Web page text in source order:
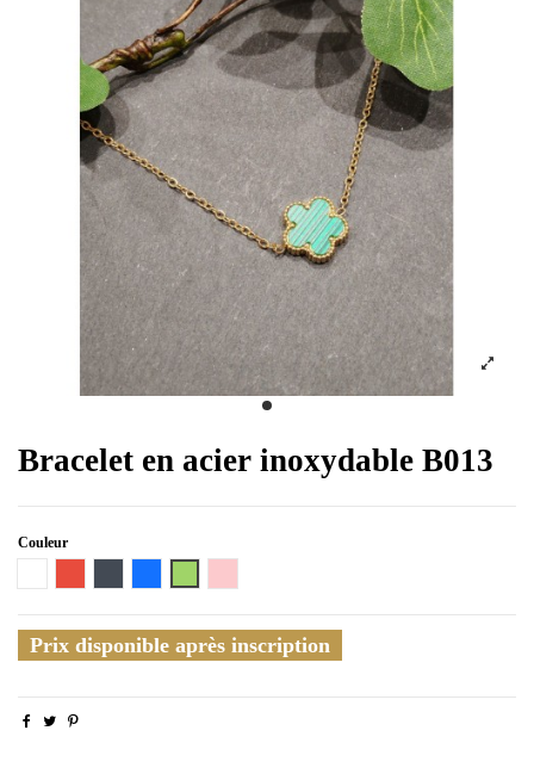
Bracelet en acier inoxydable B013
Couleur
Prix disponible après inscription